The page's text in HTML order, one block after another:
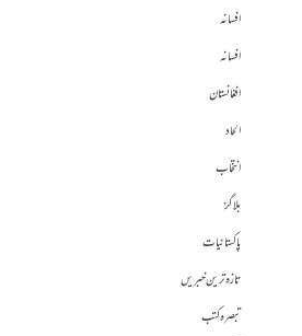
افسانہ
افسانہ
افغانستان
الحاد
انتخاب
بلاگز
پاکستانیات
تازہ ترین خبریں
تبصرہ کتب